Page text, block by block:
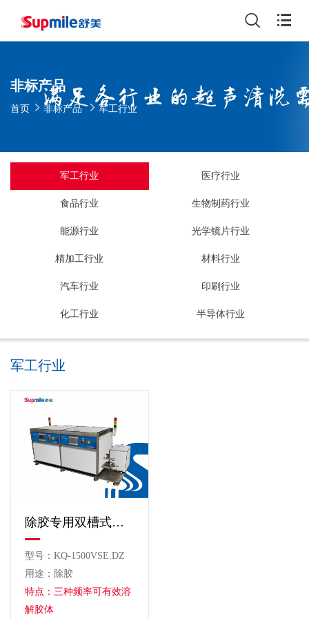
非标产品
首页 非标产品 军工行业
军工行业 医疗行业
食品行业 生物制药行业
能源行业 光学镜片行业
精加工行业 材料行业
汽车行业 印刷行业
化工行业 半导体行业
军工行业
除胶专用双槽式超声波清洗机
型号：KQ-1500VSE.DZ
用途：除胶
特点：三种频率可有效溶
解胶体